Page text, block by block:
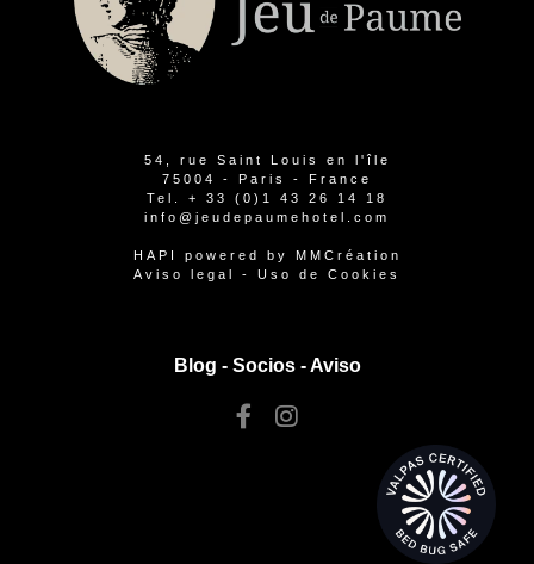
54, rue Saint Louis en l'île
75004 - Paris - France
Tel. + 33 (0)1 43 26 14 18
info@jeudepaumehotel.com
HAPI powered by MMCréation
Aviso legal
- Uso de Cookies
Blog - Socios-Aviso